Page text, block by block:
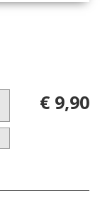
€ 9,90